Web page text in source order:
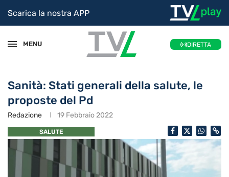
Scarica la nostra APP
MENU DIRETTA
Sanità: Stati generali della salute, le
proposte del Pd
Redazione 19 Febbraio 2022
SALUTE